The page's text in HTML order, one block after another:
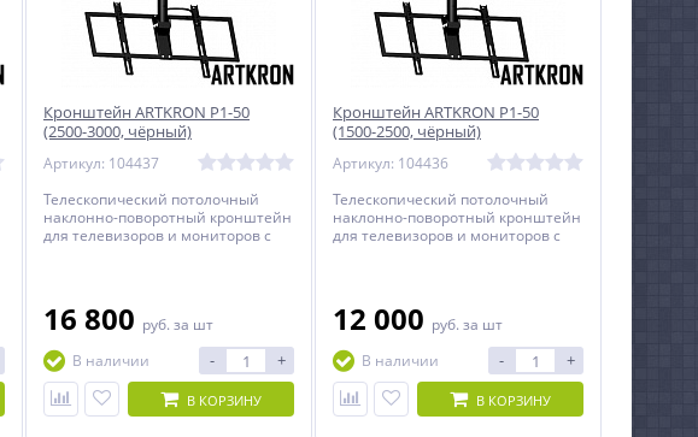
Кронштейн ARTKRON P1-50
(2500-3000, чёрный)
Артикул: 104437
Телескопический потолочный
наклонно-поворотный кронштейн
для телевизоров и мониторов с
16 800 руб. за шт
В наличии
- +
В КОРЗИНУ
Кронштейн ARTKRON P1-50
(1500-2500, чёрный)
Артикул: 104436
Телескопический потолочный
наклонно-поворотный кронштейн
для телевизоров и мониторов с
12 000 руб. за шт
В наличии
- +
В КОРЗИНУ